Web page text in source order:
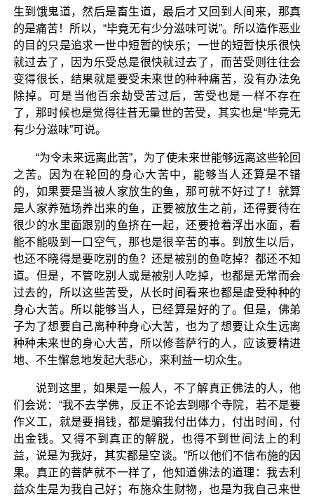
生到饿鬼道，然后是畜生道，最后才又回到人间来，那真
的是痛苦！所以，“毕竟无有少分滋味可说”。所以造作恶业
的目的只是追求一世中短暂的快乐；一世的短暂快乐很快
就过去了，因为乐受总是很快就过去了，而苦受则往往会
变得很长，结果就是要受未来世的种种痛苦，没有办法免
除掉。可是当他百余劫受苦过后，苦受也是一样不存在
了，那时候也是觉得往昔无量世的苦受，其实也是“毕竟无
有少分滋味”可说。
“为令未来远离此苦”，为了使未来世能够远离这些轮回
之苦。因为在轮回的身心大苦中，能够当人还算是不错
的，如果要是当被人家放生的鱼，那可就不好过了！就算
是人家养殖场养出来的鱼，正要被放生之前，还得要待在
很少的水里面跟别的鱼挤在一起，还要抢着浮出水面，看
能不能吸到一口空气，那也是很辛苦的事。到放生以后，
也还不晓得是要吃别的鱼？还是被别的鱼吃掉？都还不知
道。但是，不管吃别人或是被别人吃掉，也都是无常而会
过去的，所以这些苦受，从长时间看来也都是虚受种种的
身心大苦。所以能够当人，已经算是好的了。但是，佛弟
子为了想要自己离种种身心大苦，也为了想要让众生远离
种种未来世的身心大苦，所以修菩萨行的人，应该要精进
地、不生懈怠地发起大悲心，来利益一切众生。
说到这里，如果是一般人，不了解真正佛法的人，他
们会说：“我不去学佛，反正不论去到哪个寺院，若不是要
作义工，就是要捐钱，都是骗我付出体力，付出时间，付
出金钱。又得不到真正的解脱，也得不到世间法上的利
益，说是为我好，其实都是空谈。”所以他们不信布施的因
果。真正的菩萨就不一样了，他知道佛法的道理：我去利
益众生是为我自己好；布施众生财物，也是为我自己来世